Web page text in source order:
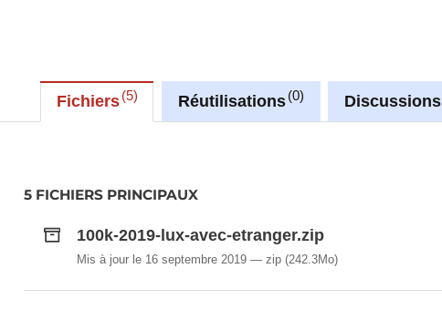
Fichiers 5 Réutilisations 0 Discussions
5 FICHIERS PRINCIPAUX
100k-2019-lux-avec-etranger.zip
Mis à jour le 16 septembre 2019 zip(242.3Mo)